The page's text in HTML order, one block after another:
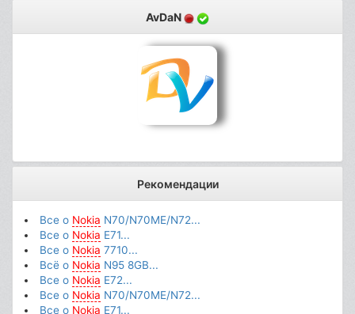
AvDaN
Рекомендации
Все о Nokia N70/N70ME/N72...
Все о Nokia E71...
Все о Nokia 7710...
Всё о Nokia N95 8GB...
Все о Nokia E72...
Все о Nokia N70/N70ME/N72...
Все о Nokia E71...